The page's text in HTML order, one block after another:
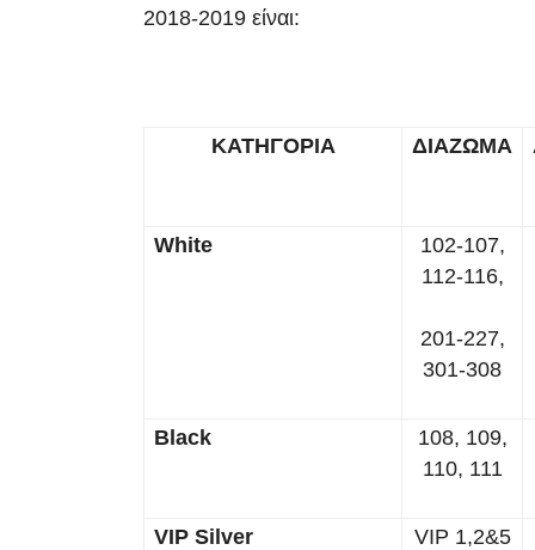
2018-2019 είναι:
ΚΑΤΗΓΟΡΙΑ ΔΙΑΖΩΜΑ
White
102-107,
112-116,
201-227,
301-308
Black
108, 109,
110, 111
VIP Silver VIP 1,2&5